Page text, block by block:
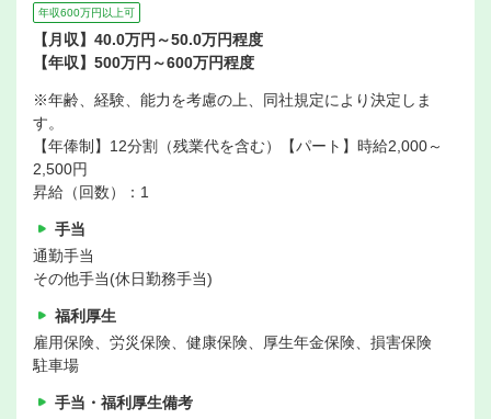
年収600万円以上可
【月収】40.0万円～50.0万円程度
【年収】500万円～600万円程度
※年齢、経験、能力を考慮の上、同社規定により決定しま
す。
【年俸制】12分割（残業代を含む）【パート】時給2,000～
2,500円
昇給（回数）：1
手当
通勤手当
その他手当(休日勤務手当)
福利厚生
雇用保険、労災保険、健康保険、厚生年金保険、損害保険
駐車場
手当・福利厚生備考